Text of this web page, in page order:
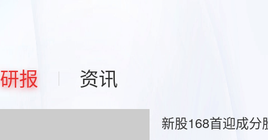
研报 资讯
新股168首迎成